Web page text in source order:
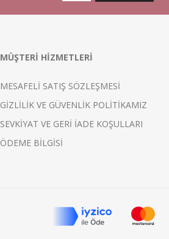
MÜŞTERİ HİZMETLERİ
MESAFELİ SATIŞ SÖZLEŞMESİ
GİZLİLİK VE GÜVENLİK POLİTİKAMIZ
SEVKİYAT VE GERİ İADE KOŞULLARI
ÖDEME BİLGİSİ